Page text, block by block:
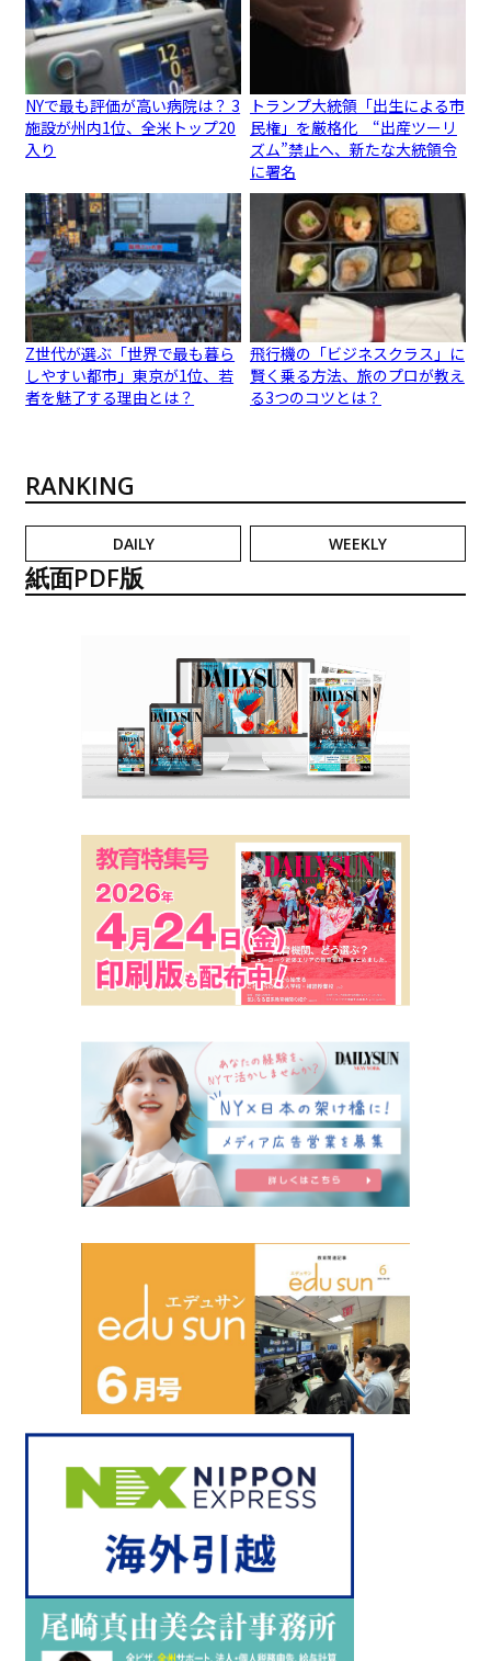
NYで最も評価が高い病院は？ 3
施設が州内1位、全米トップ20
入り
トランプ大統領「出生による市
民権」を厳格化 “出産ツーリ
ズム”禁止へ、新たな大統領令
に署名
Z世代が選ぶ「世界で最も暮ら
しやすい都市」東京が1位、若
者を魅了する理由とは？
飛行機の「ビジネスクラス」に
賢く乗る方法、旅のプロが教え
る3つのコツとは？
RANKING
DAILY WEEKLY
紙面PDF版